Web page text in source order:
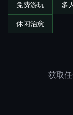
免费游玩 多
休闲治愈
获取